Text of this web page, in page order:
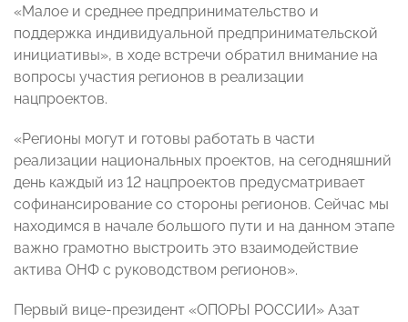
«Малое и среднее предпринимательство и
поддержка индивидуальной предпринимательской
инициативы», в ходе встречи обратил внимание на
вопросы участия регионов в реализации
нацпроектов.
«Регионы могут и готовы работать в части
реализации национальных проектов, на сегодняшний
день каждый из 12 нацпроектов предусматривает
софинансирование со стороны регионов. Сейчас мы
находимся в начале большого пути и на данном этапе
важно грамотно выстроить это взаимодействие
актива ОНФ с руководством регионов».
Первый вице-президент «ОПОРЫ РОССИИ» Азат